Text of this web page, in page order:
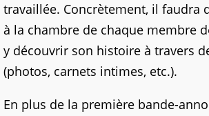
travaillée. Concrètement, il faudra
à la chambre de chaque membre
y découvrir son histoire à travers
(photos, carnets intimes, etc.).
En plus de la première bande-